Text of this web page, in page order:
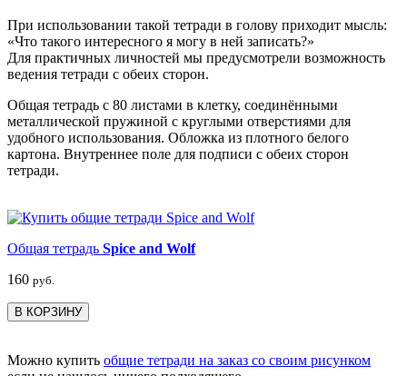
При использовании такой тетради в голову приходит мысль:
«Что такого интересного я могу в ней записать?»
Для практичных личностей мы предусмотрели возможность
ведения тетради с обеих сторон.
Общая тетрадь с 80 листами в клетку, соединёнными
металлической пружиной с круглыми отверстиями для
удобного использования. Обложка из плотного белого
картона. Внутреннее поле для подписи с обеих сторон
тетради.
Общая тетрадь Spice and Wolf
160 руб.
В КОРЗИНУ
Можно купить общие тетради на заказ со своим рисунком